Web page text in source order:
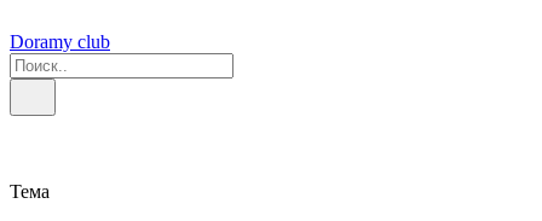
Doramy club
Тема